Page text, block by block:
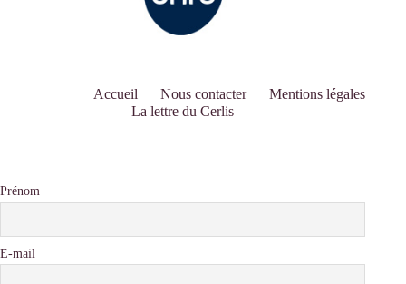
Accueil Nous contacter
Mentions légales
La lettre du Cerlis
Prénom
E-mail